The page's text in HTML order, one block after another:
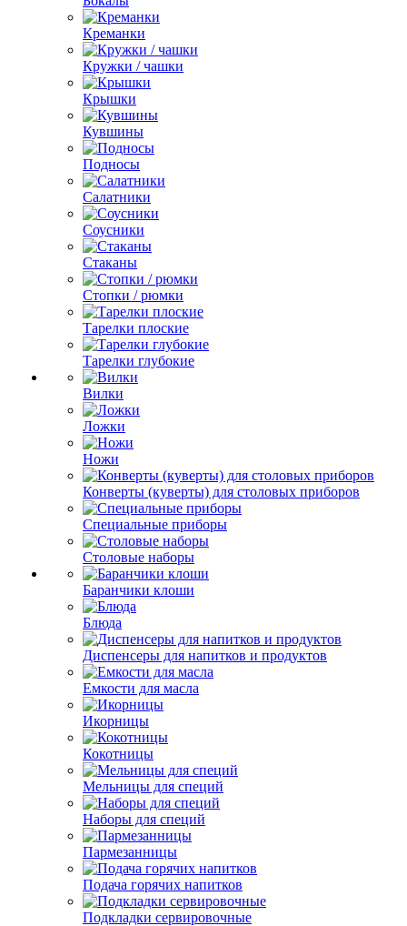
Креманки
Кружки / чашки
Крышки
Кувшины
Подносы
Салатники
Соусники
Стаканы
Стопки / рюмки
Тарелки плоские
Тарелки глубокие
Вилки
Ложки
Ножи
Конверты (куверты) для столовых приборов
Специальные приборы
Столовые наборы
Баранчики клоши
Блюда
Диспенсеры для напитков и продуктов
Емкости для масла
Икорницы
Кокотницы
Мельницы для специй
Наборы для специй
Пармезанницы
Подача горячих напитков
Подкладки сервировочные